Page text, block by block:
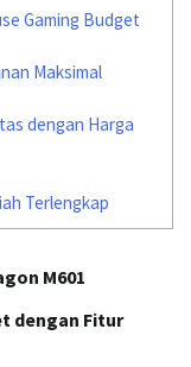
Gaming Budget
Maksimal
dengan Harga
Terlengkap
M601
dengan Fitur